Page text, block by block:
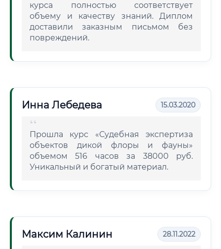
курса полностью соответствует
объему и качеству знаний. Диплом
доставили заказным письмом без
повреждений.
Инна Лебедева 15.03.2020
Прошла курс «Судебная экспертиза
объектов дикой флоры и фауны»
объемом 516 часов за 38000 руб.
Уникальный и богатый материал.
Максим Калинин 28.11.2022